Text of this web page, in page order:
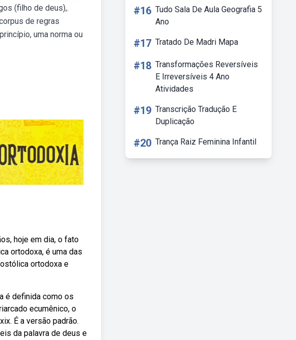
(filho de deus),.
de regras
uma norma ou
hoje em dia, o fato
ortodoxa, é uma das
ortodoxa e
é definida como os
ecumênico, o
É a versão padrão.
da palavra de deus e
#16 Tudo Sala De Aula Geografia 5
Ano
#17 Tratado De Madri Mapa
#18 Transformações Reversíveis
E Irreversíveis 4 Ano
Atividades
#19 Transcrição Tradução E
Duplicação
#20 Trança Raiz Feminina Infantil